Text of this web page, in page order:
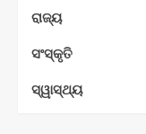
ରାଜ୍ୟ
ସଂସ୍କୃତି
ସ୍ୱାସ୍ଥ୍ୟ